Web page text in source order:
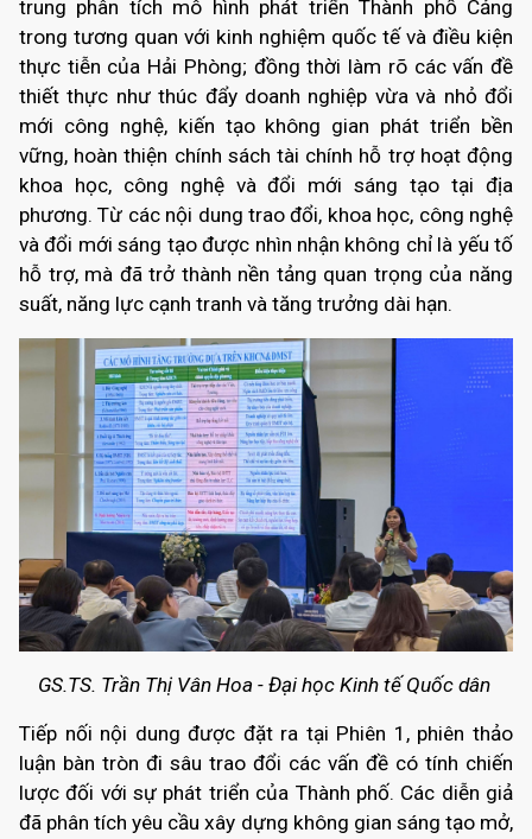
trung phân tích mô hình phát triển Thành phố Cảng
trong tương quan với kinh nghiệm quốc tế và điều kiện
thực tiễn của Hải Phòng; đồng thời làm rõ các vấn đề
thiết thực như thúc đẩy doanh nghiệp vừa và nhỏ đổi
mới công nghệ, kiến tạo không gian phát triển bền
vững, hoàn thiện chính sách tài chính hỗ trợ hoạt động
khoa học, công nghệ và đổi mới sáng tạo tại địa
phương. Từ các nội dung trao đổi, khoa học, công nghệ
và đổi mới sáng tạo được nhìn nhận không chỉ là yếu tố
hỗ trợ, mà đã trở thành nền tảng quan trọng của năng
suất, năng lực cạnh tranh và tăng trưởng dài hạn.
GS.TS. Trần Thị Vân Hoa - Đại học Kinh tế Quốc dân
Tiếp nối nội dung được đặt ra tại Phiên 1, phiên thảo
luận bàn tròn đi sâu trao đổi các vấn đề có tính chiến
lược đối với sự phát triển của Thành phố. Các diễn giả
đã phân tích yêu cầu xây dựng không gian sáng tạo mở,